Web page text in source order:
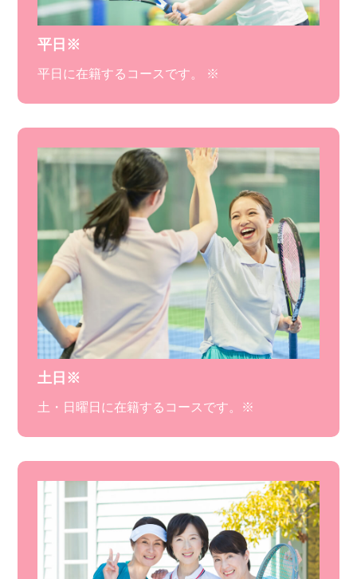
平日※
平日に在籍するコースです。 ※
土日※
土・日曜日に在籍するコースです。※